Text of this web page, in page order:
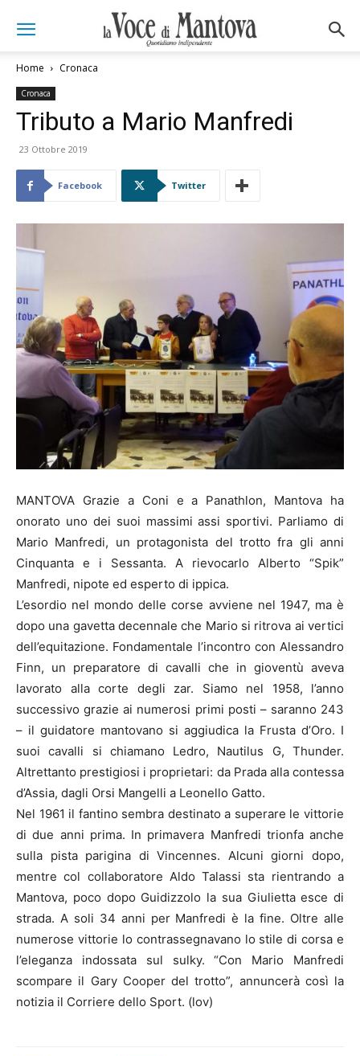
Home Cronaca
Cronaca
Tributo a Mario Manfredi
23 Ottobre 2019
Facebook Twitter
MANTOVA Grazie a Coni e a Panathlon, Mantova ha
onorato uno dei suoi massimi assi sportivi. Parliamo di
Mario Manfredi, un protagonista del trotto fra gli anni
Cinquanta e i Sessanta. A rievocarlo Alberto “Spik”
Manfredi, nipote ed esperto di ippica.
L’esordio nel mondo delle corse avviene nel 1947, ma è
dopo una gavetta decennale che Mario si ritrova ai vertici
dell’equitazione. Fondamentale l’incontro con Alessandro
Finn, un preparatore di cavalli che in gioventù aveva
lavorato alla corte degli zar. Siamo nel 1958, l’anno
successivo grazie ai numerosi primi posti – saranno 243
– il guidatore mantovano si aggiudica la Frusta d’Oro. I
suoi cavalli si chiamano Ledro, Nautilus G, Thunder.
Altrettanto prestigiosi i proprietari: da Prada alla contessa
d’Assia, dagli Orsi Mangelli a Leonello Gatto.
Nel 1961 il fantino sembra destinato a superare le vittorie
di due anni prima. In primavera Manfredi trionfa anche
sulla pista parigina di Vincennes. Alcuni giorni dopo,
mentre col collaboratore Aldo Talassi sta rientrando a
Mantova, poco dopo Guidizzolo la sua Giulietta esce di
strada. A soli 34 anni per Manfredi è la fine. Oltre alle
numerose vittorie lo contrassegnavano lo stile di corsa e
l’eleganza indossata sul sulky. “Con Mario Manfredi
scompare il Gary Cooper del trotto”, annuncerà così la
notizia il Corriere dello Sport. (lov)